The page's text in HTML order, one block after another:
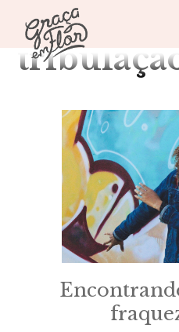
Um espaço
Livros
Tag